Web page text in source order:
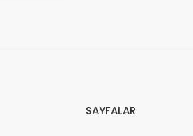
SAYFALAR